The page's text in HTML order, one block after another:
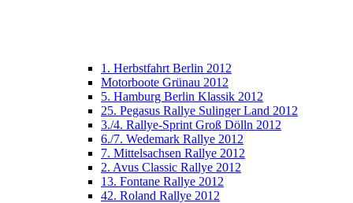
1. Herbstfahrt Berlin 2012
Motorboote Grünau 2012
5. Hamburg Berlin Klassik 2012
25. Pegasus Rallye Sulinger Land 2012
3./4. Rallye-Sprint Groß Dölln 2012
6./7. Wedemark Rallye 2012
7. Mittelsachsen Rallye 2012
2. Avus Classic Rallye 2012
13. Fontane Rallye 2012
42. Roland Rallye 2012